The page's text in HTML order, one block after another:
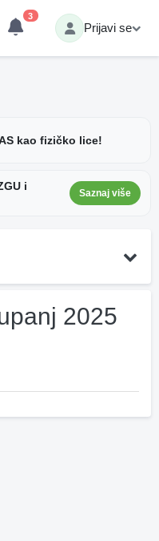
3
Prijavi se
kao fizičko lice!
i
Saznaj više
2025